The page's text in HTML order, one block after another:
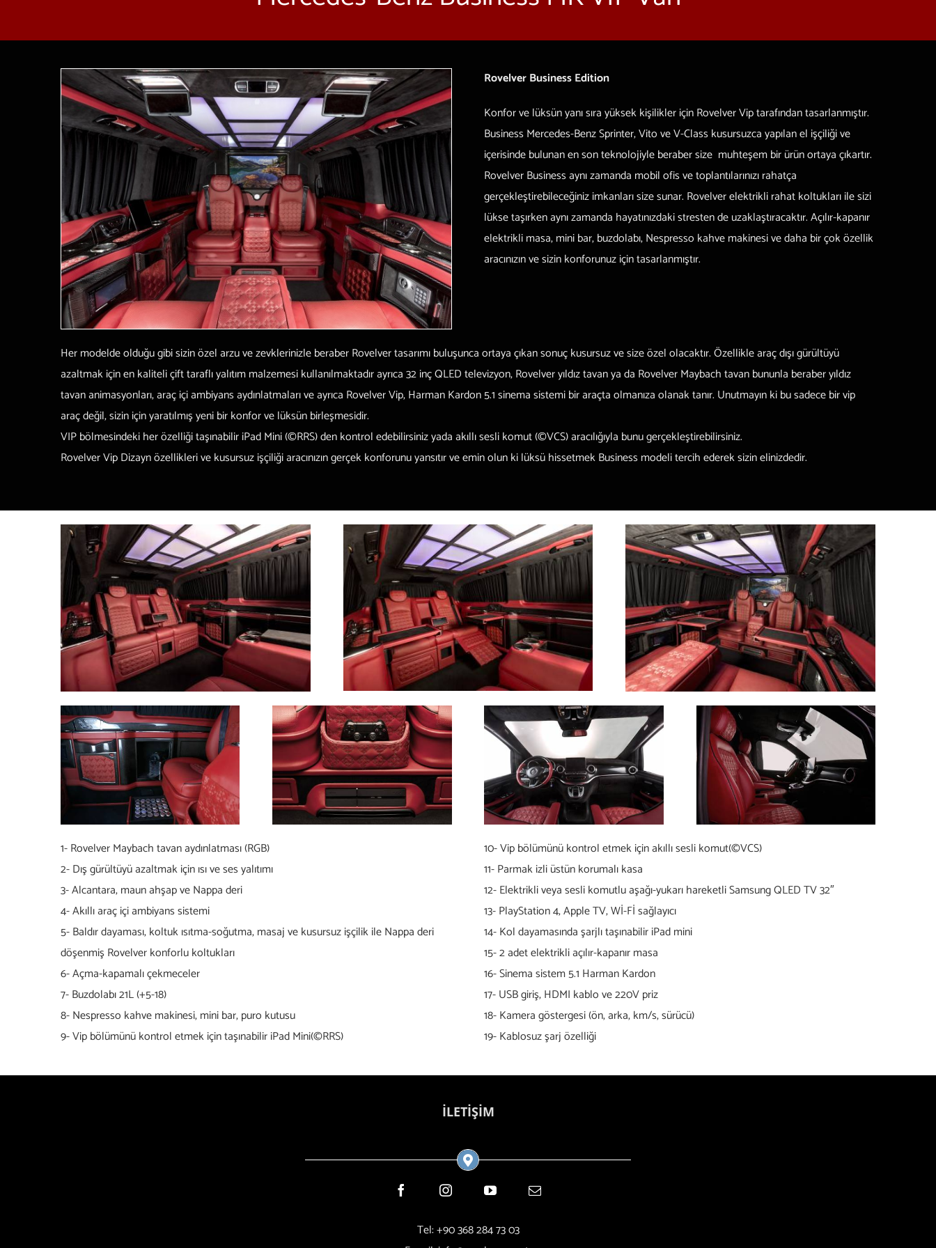
Rovelver Business Edition
Konfor ve lüksün yanı sıra yüksek kişilikler için Rovelver Vip tarafından tasarlanmıştır.
Business Mercedes-Benz Sprinter, Vito ve V-Class kusursuzca yapılan el işçiliği ve
içerisinde bulunan en son teknolojiyle beraber size muhteşem bir ürün ortaya çıkartır.
Rovelver Business aynı zamanda mobil ofis ve toplantılarınızı rahatça
gerçekleştirebileceğiniz imkanları size sunar. Rovelver elektrikli rahat koltukları ile sizi
lükse taşırken aynı zamanda hayatınızdaki stresten de uzaklaştıracaktır. Açılır-kapanır
elektrikli masa, mini bar, buzdolabı, Nespresso kahve makinesi ve daha bir çok özellik
aracınızın ve sizin konforunuz için tasarlanmıştır.
Her modelde olduğu gibi sizin özel arzu ve zevklerinizle beraber Rovelver tasarımı buluşunca ortaya çıkan sonuç kusursuz ve size özel olacaktır. Özellikle araç dışı gürültüyü
azaltmak için en kaliteli çift taraflı yalıtım malzemesi kullanılmaktadır ayrıca 32 inç QLED televizyon, Rovelver yıldız tavan ya da Rovelver Maybach tavan bununla beraber yıldız
tavan animasyonları, araç içi ambiyans aydınlatmaları ve ayrıca Rovelver Vip, Harman Kardon 5.1 sinema sistemi bir araçta olmanıza olanak tanır. Unutmayın ki bu sadece bir vip
araç değil, sizin için yaratılmış yeni bir konfor ve lüksün birleşmesidir.
VIP bölmesindeki her özelliği taşınabilir iPad Mini(©RRS)den kontrol edebilirsiniz yada akıllı sesli komut(©VCS)aracılığıyla bunu gerçekleştirebilirsiniz.
Rovelver Vip Dizayn özellikleri ve kusursuz işçiliği aracınızın gerçek konforunu yansıtır ve emin olun ki lüksü hissetmek Business modeli tercih ederek sizin elinizdedir.
1- Rovelver Maybach tavan aydınlatması (RGB)
2- Dış gürültüyü azaltmak için ısı ve ses yalıtımı
3- Alcantara, maun ahşap ve Nappa deri
4- Akıllı araç içi ambiyans sistemi
5- Baldır dayaması, koltuk ısıtma-soğutma, masaj ve kusursuz işçilik ile Nappa deri
döşenmiş Rovelver konforlu koltukları
6- Açma-kapamalı çekmeceler
7- Buzdolabı 21L (+5-18)
8- Nespresso kahve makinesi, mini bar, puro kutusu
9- Vip bölümünü kontrol etmek için taşınabilir iPad Mini(©RRS)
10- Vip bölümünü kontrol etmek için akıllı sesli komut(©VCS)
11- Parmak izli üstün korumalı kasa
12- Elektrikli veya sesli komutlu aşağı-yukarı hareketli Samsung QLED TV 32″
13- PlayStation 4, Apple TV, Wİ-Fİ sağlayıcı
14- Kol dayamasında şarjlı taşınabilir iPad mini
15- 2 adet elektrikli açılır-kapanır masa
16- Sinema sistem 5.1 Harman Kardon
17- USB giriş, HDMI kablo ve 220V priz
18- Kamera göstergesi (ön, arka, km/s, sürücü)
19- Kablosuz şarj özelliği
İLETİŞİM
Tel: +90 368 284 73 03